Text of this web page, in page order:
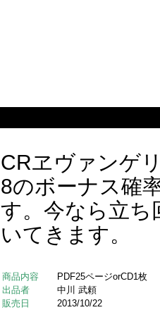
CRヱヴァンゲ
8のボーナス確
す。今なら立ち
いてきます。
商品内容
PDF25ページorCD1枚
出品者
中川 武頼
販売日
2013/10/22